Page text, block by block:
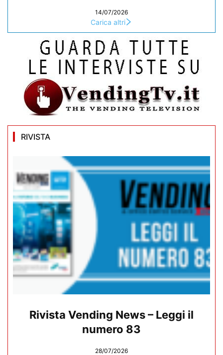
14/07/2026
Carica altri
RIVISTA
Rivista Vending News – Leggi il
numero 83
28/07/2026